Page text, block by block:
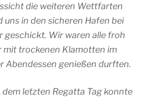
die weiteren Wettfarten
uns in den sicheren Hafen bei
geschickt. Wir waren alle froh
mit trockenen Klamotten im
Abendessen genießen durften.
letzten Regatta Tag konnte